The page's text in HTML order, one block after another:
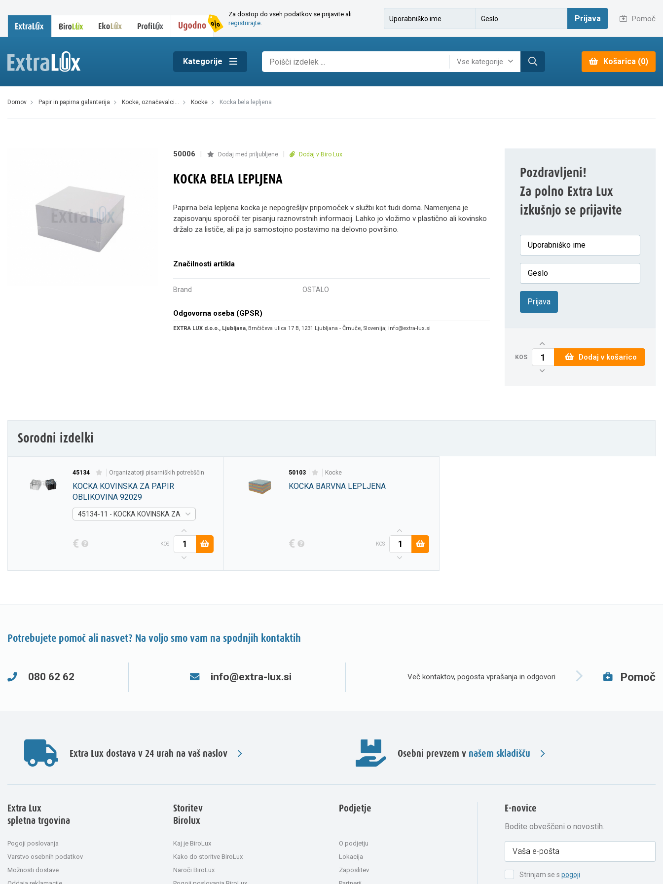
Za dostop do vseh podatkov se prijavite ali
registrirajte
Prijava Pomoč
Kategorije Vse kategorije Košarica (0)
domov papir in papirna galanterija kocke, označevalci... kocke kocka bela lepljena
50006 Dodaj med priljubljene Dodaj v Biro Lux
KOCKA BELA LEPLJENA
Papirna bela lepljena kocka je nepogrešljiv pripomoček v službi kot tudi doma. Namenjena je
zapisovanju sporočil ter pisanju raznovrstnih informacij. Lahko jo vložimo v plastično ali kovinsko
držalo za lističe, ali pa jo samostojno postavimo na delovno površino.
Značilnosti artikla
Brand OSTALO
Odgovorna oseba (GPSR)
EXTRA LUX d.o.o., Ljubljana, Brnčičeva ulica 17 B, 1231 Ljubljana - Črnuče, Slovenija; info@extra-lux.si
Pozdravljeni!
Za polno Extra Lux
izkušnjo se prijavite
Prijava
KOS Dodaj v košarico
Sorodni izdelki
45134 organizatorji pisarniških potrebščin
KOCKA KOVINSKA ZA PAPIR
OBLIKOVINA 92029
45134-11 - KOCKA KOVINSKA ZA PAPIR OBLIKOVINA 92029 SREBRNA -
€ KOS
50103 kocke
KOCKA BARVNA LEPLJENA
€ KOS
Potrebujete pomoč ali nasvet? Na voljo smo vam na spodnjih kontaktih
080 62 62 info@extra-lux.si Več kontaktov, pogosta vprašanja in odgovori Pomoč
Extra Lux dostava v 24 urah na vaš naslov Osebni prevzem v našem skladišču
Extra Lux
spletna trgovina
Pogoji poslovanja
Varstvo osebnih podatkov
Možnosti dostave
Storitev
Birolux
Kaj je BiroLux
Kako do storitve BiroLux
Naroči BiroLux
Podjetje
O podjetju
Lokacija
Zaposlitev
E-novice
Bodite obveščeni o novostih.
Strinjam se s pogoji